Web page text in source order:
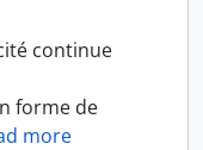
continue
forme de
more